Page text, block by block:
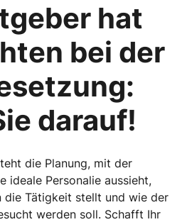
hat
bei der
darauf!
die Planung, mit der
ideale Personalie aussieht,
die Tätigkeit stellt und wie der
werden soll. Schafft Ihr